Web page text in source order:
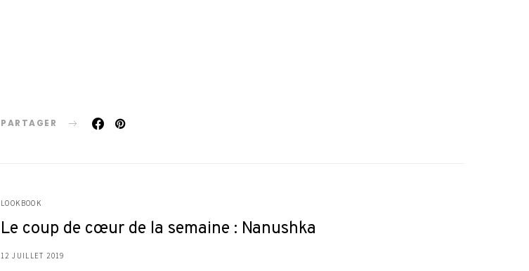
PARTAGER
LOOKBOOK
Le coup de cœur de la semaine : Nanushka
12 JUILLET 2019